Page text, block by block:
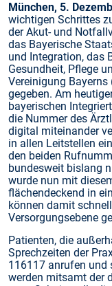
München, 5.
wichtigen Schrittes
der Akut- und
das Bayerische
und Integration, das
Gesundheit, Pflege
Vereinigung
gegeben. Am
bayerischen
die Nummer des
digital miteinander
in allen Leitstellen
den beiden
bundesweit bislang
wurde nun mit
flächendeckend in
können damit
Versorgungsebene
Patienten, die
Sprechzeiten der
116117 anrufen und
werden mitsamt der